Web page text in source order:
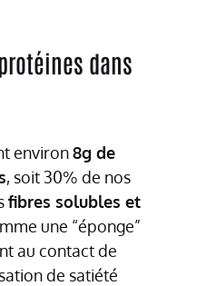
dans
environ8g de
, soit 30% de nos
fibres solubles et
une “éponge”
au contact de
de satiété